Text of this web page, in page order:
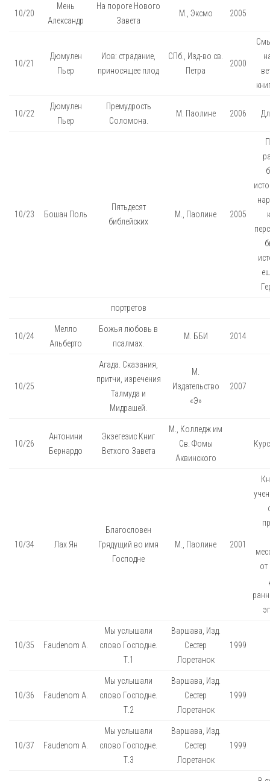
10/20
Мень
Александр
На пороге Нового
Завета
М., Эксмо 2005
10/21
Дюмулен
Пьер
Иов: страдание,
приносящее плод
СПб., Изд-во св.
Петра
2000
10/22
Дюмулен
Пьер
Премудрость
Соломона.
М. Паолине 2006
10/23 Бошан Поль
Пятьдесят
библейских
М., Паолине 2005
портретов
10/24
Мелло
Альберто
Божья любовь в
псалмах.
М. ББИ 2014
10/25
Агада. Сказания,
притчи, изречения
Талмуда и
Мидрашей.
М.
Издательство
«Э»
2007
10/26
Антонини
Бернардо
Экзегезис Книг
Ветхого Завета
М., Колледж им
Св. Фомы
Аквинского
10/34 Лах Ян
Благословен
Грядущий во имя
Господне
М., Паолине 2001
10/35 Faudenom A.
Мы услышали
слово Господне.
Т.1
Варшава, Изд.
Сестер
Лоретанок
1999
10/36 Faudenom A.
Мы услышали
слово Господне.
Т.2
Варшава, Изд.
Сестер
Лоретанок
1999
10/37 Faudenom A.
Мы услышали
слово Господне.
Т.3
Варшава, Изд.
Сестер
Лоретанок
1999